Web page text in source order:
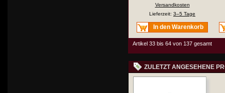
Versandkosten
Lieferzeit: 3–5 Tage
In den Warenkorb
Artikel 33 bis 64 von 137 gesamt
ZULETZT ANGESEHENE